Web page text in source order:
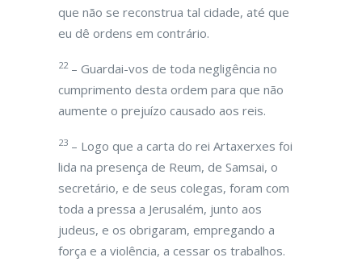
que não se reconstrua tal cidade, até que
eu dê ordens em contrário.
22– Guardai-vos de toda negligência no
cumprimento desta ordem para que não
aumente o prejuízo causado aos reis.
23 – Logo que a carta do rei Artaxerxes foi
lida na presença de Reum, de Samsai, o
secretário, e de seus colegas, foram com
toda a pressa a Jerusalém, junto aos
judeus, e os obrigaram, empregando a
força e a violência, a cessar os trabalhos.